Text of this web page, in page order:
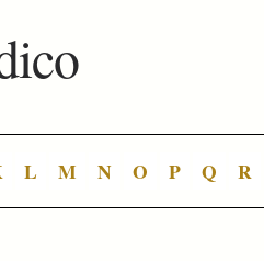
L M N O P Q R